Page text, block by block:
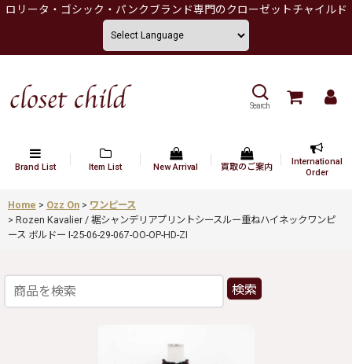
ロリータ・ゴシック・パンクブランド専門のクローゼットチャイルド
Search
Brand List Item List New Arrival 買取のご案内
International
Order
Home > Ozz On > ワンピース
> Rozen Kavalier / 裾シャンデリアプリントシースルー重ねハイネックワンピ
ース ボルドー I-25-06-29-067-OO-OP-HD-ZI
検索